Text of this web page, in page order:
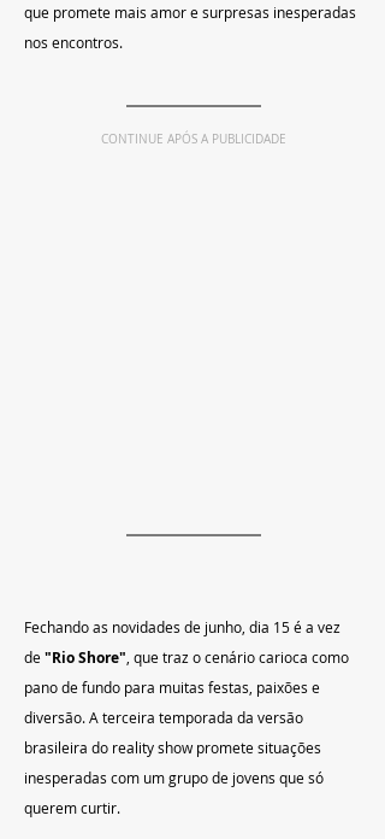
que promete mais amor e surpresas inesperadas
nos encontros.
CONTINUE APÓS A PUBLICIDADE
Fechando as novidades de junho, dia 15 é a vez
de "Rio Shore", que traz o cenário carioca como
pano de fundo para muitas festas, paixões e
diversão. A terceira temporada da versão
brasileira do reality show promete situações
inesperadas com um grupo de jovens que só
querem curtir.